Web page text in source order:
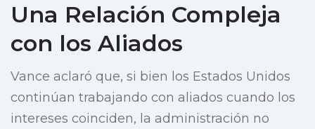
Una Relación Compleja
con los Aliados
Vance aclaró que, si bien los Estados Unidos
continúan trabajando con aliados cuando los
intereses coinciden, la administración no